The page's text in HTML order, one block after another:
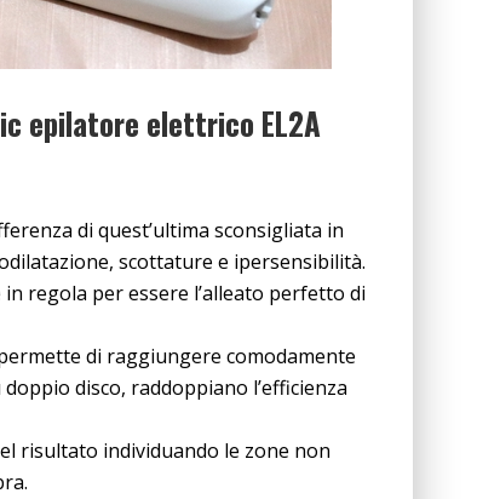
epilatore elettrico EL2A
di quest’ultima sconsigliata in
scottature e ipersensibilità.
regola per essere l’alleato perfetto di
di raggiungere comodamente
disco, raddoppiano l’efficienza
risultato individuando le zone non